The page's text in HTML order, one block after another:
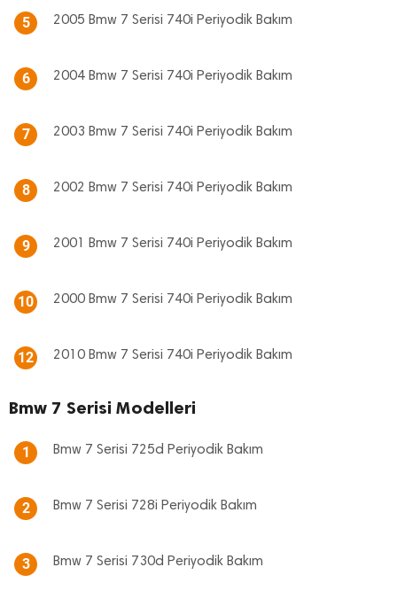
5 2005 Bmw 7 Serisi 740i Periyodik Bakım
6 2004 Bmw 7 Serisi 740i Periyodik Bakım
7 2003 Bmw 7 Serisi 740i Periyodik Bakım
8 2002 Bmw 7 Serisi 740i Periyodik Bakım
9 2001 Bmw 7 Serisi 740i Periyodik Bakım
10 2000 Bmw 7 Serisi 740i Periyodik Bakım
12 2010 Bmw 7 Serisi 740i Periyodik Bakım
Bmw 7 Serisi Modelleri
1 Bmw 7 Serisi 725d Periyodik Bakım
2 Bmw 7 Serisi 728i Periyodik Bakım
3 Bmw 7 Serisi 730d Periyodik Bakım